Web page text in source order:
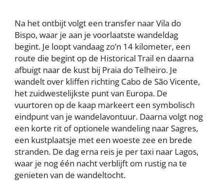
Na het ontbijt volgt een transfer naar Vila do
Bispo, waar je aan je voorlaatste wandeldag
begint. Je loopt vandaag zo’n 14 kilometer, een
route die begint op de Historical Trail en daarna
afbuigt naar de kust bij Praia do Telheiro. Je
wandelt over kliffen richting Cabo de São Vicente,
het zuidwestelijkste punt van Europa. De
vuurtoren op de kaap markeert een symbolisch
eindpunt van je wandelavontuur. Daarna volgt nog
een korte rit of optionele wandeling naar Sagres,
een kustplaatsje met een woeste zee en brede
stranden. De dag erna reis je per taxi naar Lagos,
waar je nog één nacht verblijft om rustig na te
genieten van de wandeltocht.